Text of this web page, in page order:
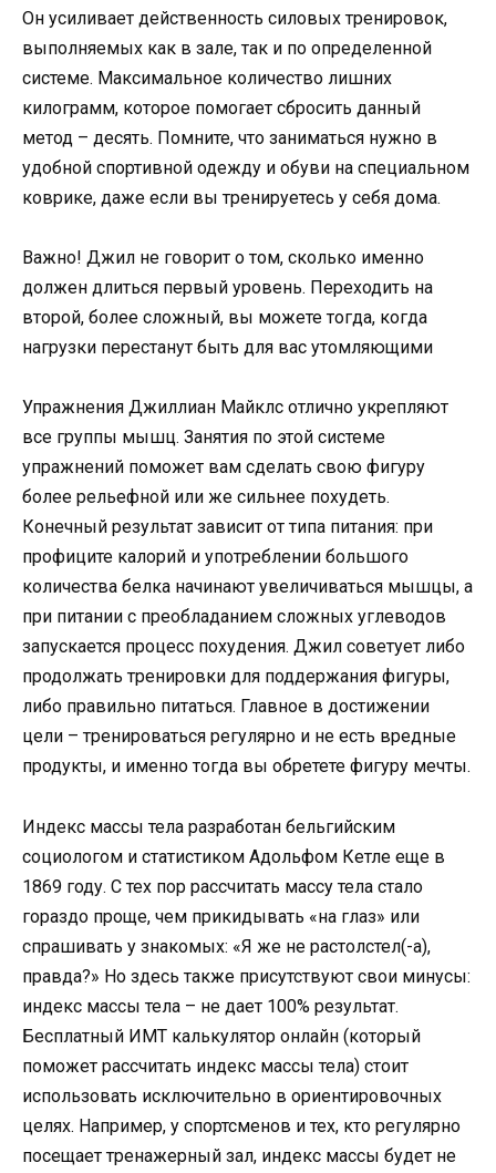
Он усиливает действенность силовых тренировок,
выполняемых как в зале, так и по определенной
системе. Максимальное количество лишних
килограмм, которое помогает сбросить данный
метод – десять. Помните, что заниматься нужно в
удобной спортивной одежду и обуви на специальном
коврике, даже если вы тренируетесь у себя дома.
Важно! Джил не говорит о том, сколько именно
должен длиться первый уровень. Переходить на
второй, более сложный, вы можете тогда, когда
нагрузки перестанут быть для вас утомляющими
Упражнения Джиллиан Майклс отлично укрепляют
все группы мышц. Занятия по этой системе
упражнений поможет вам сделать свою фигуру
более рельефной или же сильнее похудеть.
Конечный результат зависит от типа питания: при
профиците калорий и употреблении большого
количества белка начинают увеличиваться мышцы, а
при питании с преобладанием сложных углеводов
запускается процесс похудения. Джил советует либо
продолжать тренировки для поддержания фигуры,
либо правильно питаться. Главное в достижении
цели – тренироваться регулярно и не есть вредные
продукты, и именно тогда вы обретете фигуру мечты.
Индекс массы тела разработан бельгийским
социологом и статистиком Адольфом Кетле еще в
1869 году. С тех пор рассчитать массу тела стало
гораздо проще, чем прикидывать «на глаз» или
спрашивать у знакомых: «Я же не растолстел(-а),
правда?» Но здесь также присутствуют свои минусы:
индекс массы тела – не дает 100% результат.
Бесплатный ИМТ калькулятор онлайн (который
поможет рассчитать индекс массы тела) стоит
использовать исключительно в ориентировочных
целях. Например, у спортсменов и тех, кто регулярно
посещает тренажерный зал, индекс массы будет не